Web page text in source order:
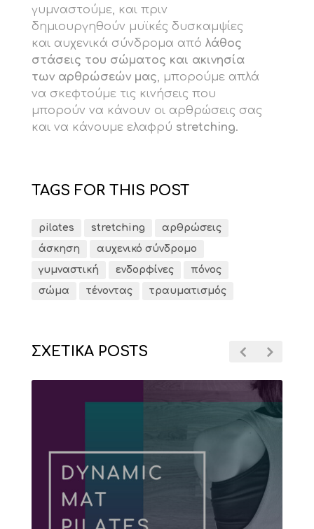
γυμναστούμε, και πριν
δημιουργηθούν μυϊκές δυσκαμψίες
και αυχενικά σύνδρομα από λάθος
στάσεις του σώματος και ακινησία
των αρθρώσεών μας, μπορούμε απλά
να σκεφτούμε τις κινήσεις που
μπορούν να κάνουν οι αρθρώσεις σας
και να κάνουμε ελαφρύ stretching.
TAGS FOR THIS POST
pilates stretching
αρθρώσεις
άσκηση
αυχενικό σύνδρομο
γυμναστική
ενδορφίνες
πόνος
σώμα
τένοντας τραυματισμός
ΣΧΕΤΙΚΑ POSTS